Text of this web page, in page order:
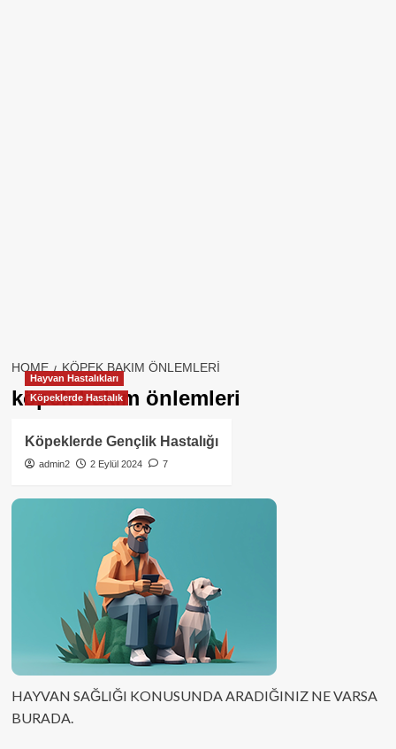
HOME KÖPEK BAKIM ÖNLEMLERI
köpek bakım önlemleri
Hayvan Hastalıkları
Köpeklerde Hastalık
Köpeklerde Gençlik Hastalığı
admin2 2 Eylül 2024 7
HAYVAN SAĞLIĞI KONUSUNDA ARADIĞINIZ NE VARSA
BURADA.